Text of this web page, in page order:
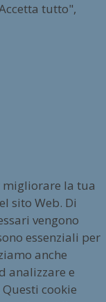
tutto",
migliorare la tua
sito Web. Di
vengono
essenziali per
anche
analizzare e
cookie